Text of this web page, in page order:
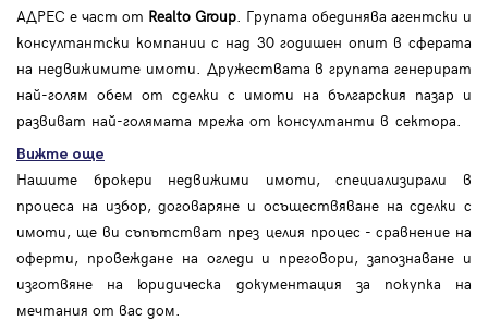
АДРЕС е част от Realto Group. Групата обединява агентски и
консултантски компании с над 30 годишен опит в сферата
на недвижимите имоти. Дружествата в групата генерират
най-голям обем от сделки с имоти на българския пазар и
развиват най-голямата мрежа от консултанти в сектора.
Вижте още
Нашите брокери недвижими имоти, специализирали в
процеса на избор, договаряне и осъществяване на сделки с
имоти, ще ви съпътстват през целия процес - сравнение на
оферти, провеждане на огледи и преговори, запознаване и
изготвяне на юридическа документация за покупка на
мечтания от вас дом.